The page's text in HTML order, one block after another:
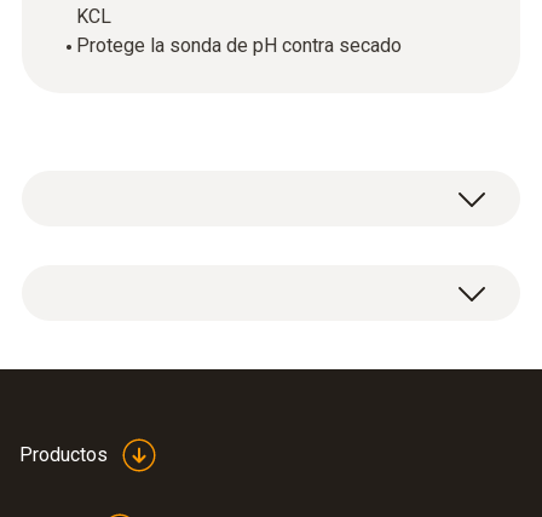
KCL
Protege la sonda de pH contra secado
1 Tapón de almacenamiento con relleno de
Productos